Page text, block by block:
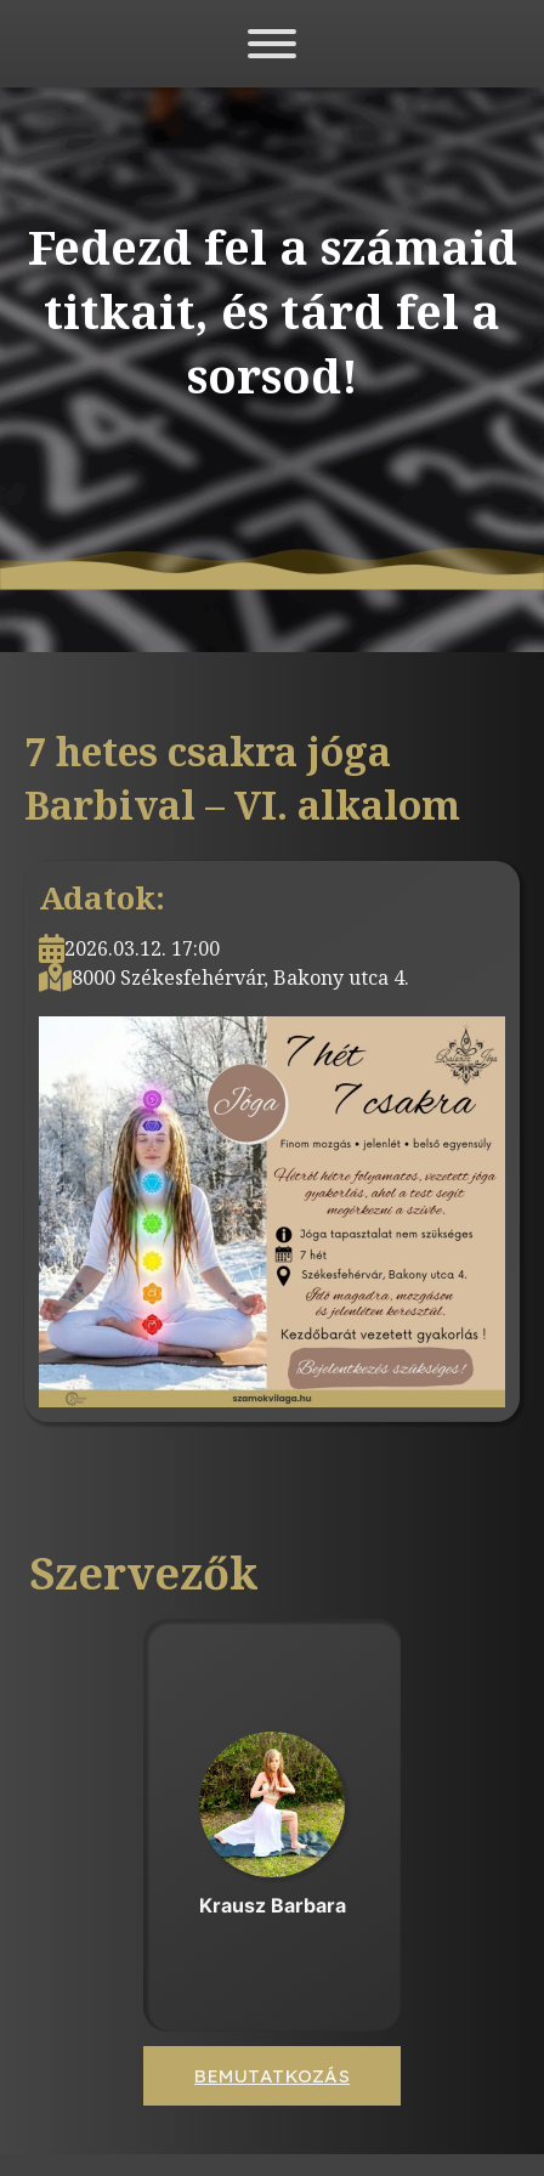
Fedezd fel a számaid
titkait, és tárd fel a
sorsod!
7 hetes csakra jóga
Barbival – VI. alkalom
Adatok:
2026.03.12. 17:00
8000 Székesfehérvár, Bakony utca 4.
Szervezők
Krausz Barbara
BEMUTATKOZÁS